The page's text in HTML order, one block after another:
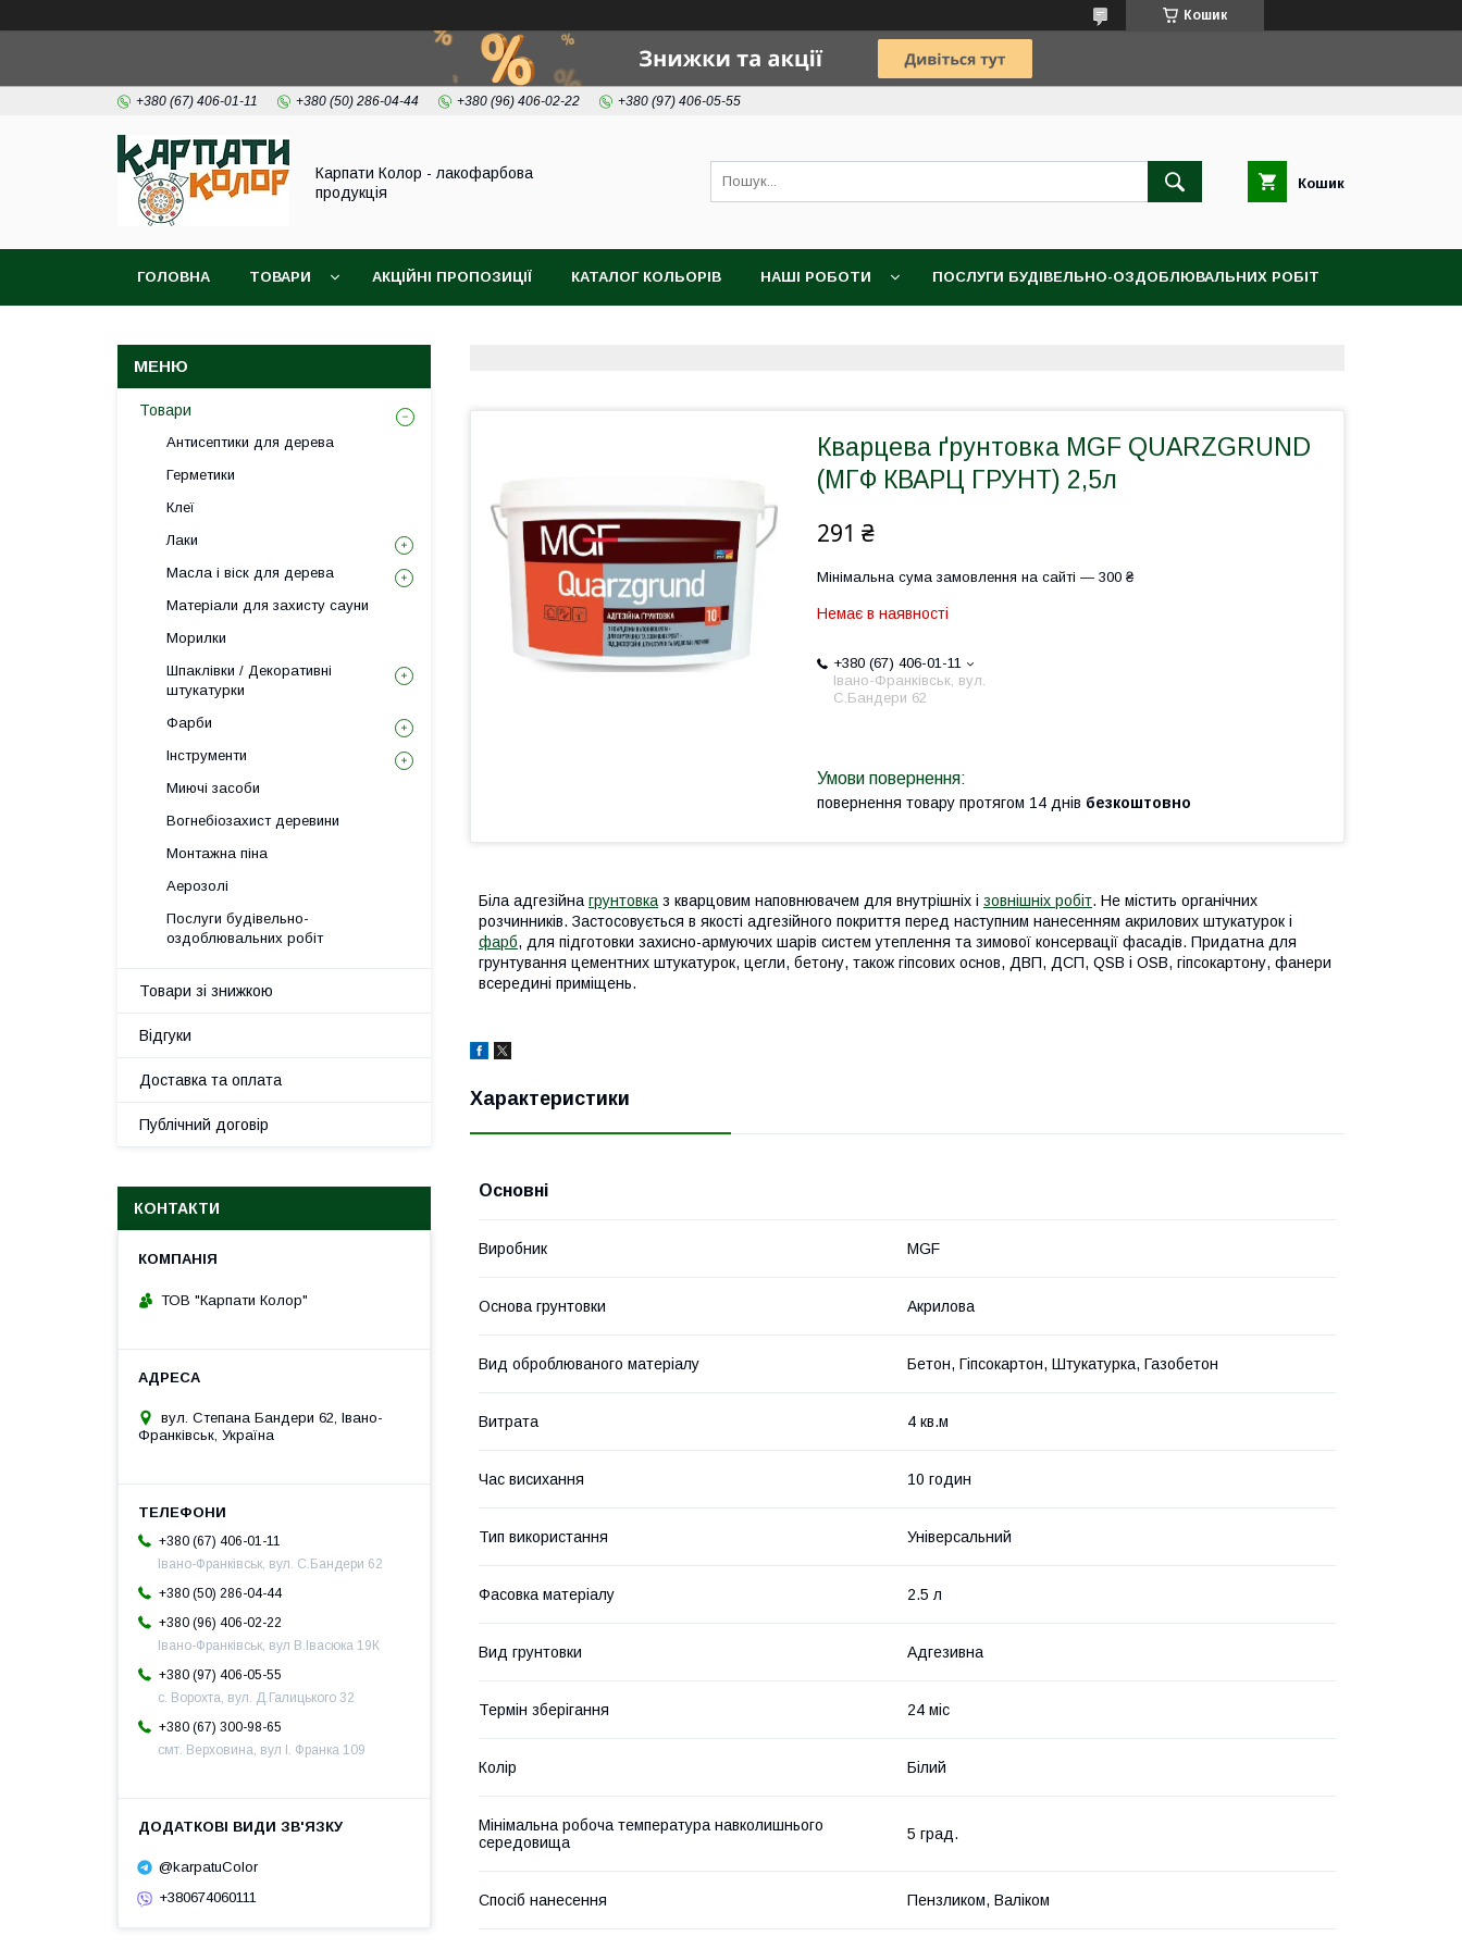
Кошик
+380 (67) 406-01-11 +380 (50) 286-04-44 +380 (96) 406-02-22 +380 (97) 406-05-55
Карпати Колор - лакофарбова
продукція
Кошик
ГОЛОВНА ТОВАРИ АКЦІЙНІ ПРОПОЗИЦІЇ КАТАЛОГ КОЛЬОРІВ НАШІ РОБОТИ ПОСЛУГИ БУДІВЕЛЬНО-ОЗДОБЛЮВАЛЬНИХ РОБІТ
Кварцева ґрунтовка MGF QUARZGRUND
(МГФ КВАРЦ ГРУНТ) 2,5л
291 ₴
Мінімальна сума замовлення на сайті — 300 ₴
Немає в наявності
+380 (67) 406-01-11
Івано-Франківськ, вул.
С.Бандери 62
повернення товару протягом 14 днів безкоштовно
Біла адгезійнагрунтовказ кварцовим наповнювачем для внутрішніх і зовнішніх робіт. Не містить органічних
розчинників. Застосовується в якості адгезійного покриття перед наступним нанесенням акрилових штукатурок і
фарб, для підготовки захисно-армуючих шарів систем утеплення та зимової консервації фасадів. Придатна для
грунтування цементних штукатурок, цегли, бетону, також гіпсових основ, ДВП, ДСП, QSB і OSB, гіпсокартону, фанери
всередині приміщень.
Характеристики
Основні
Виробник MGF
Основа грунтовки Акрилова
Вид оброблюваного матеріалу Бетон, Гіпсокартон, Штукатурка, Газобетон
Витрата 4 кв.м
Час висихання 10 годин
Тип використання Універсальний
Фасовка матеріалу 2.5 л
Вид грунтовки Адгезивна
Термін зберігання 24 міс
Колір Білий
Мінімальна робоча температура навколишнього
середовища
5 град.
Спосіб нанесення Пензликом, Валіком
Товари
Антисептики для дерева
Герметики
Клеї
Лаки
Масла і віск для дерева
Матеріали для захисту сауни
Морилки
Шпаклівки / Декоративні
штукатурки
Фарби
Інструменти
Миючі засоби
Вогнебіозахист деревини
Монтажна піна
Аерозолі
Послуги будівельно-
оздоблювальних робіт
Товари зі знижкою
Відгуки
Доставка та оплата
Публічний договір
КОНТАКТИ
ТОВ "Карпати Колор"
вул. Степана Бандери 62, Івано-
Франківськ, Україна
+380 (67) 406-01-11
Івано-Франківськ, вул. С.Бандери 62
+380 (50) 286-04-44
+380 (96) 406-02-22
Івано-Франківськ, вул В.Івасюка 19К
+380 (97) 406-05-55
с. Ворохта, вул. Д.Галицького 32
+380 (67) 300-98-65
смт. Верховина, вул І. Франка 109
@karpatuColor
+380674060111